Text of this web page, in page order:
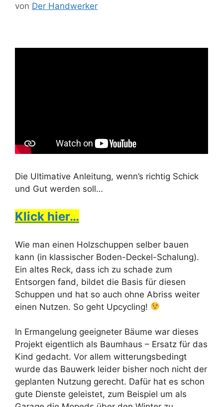
von Der Handwerker
Die Ultimative Anleitung, wenn’s richtig Schick
und Gut werden soll…
Klick hier…
Wie man einen Holzschuppen selber bauen
kann (in klassischer Boden-Deckel-Schalung).
Ein altes Reck, dass ich zu schade zum
Entsorgen fand, bildet die Basis für diesen
Schuppen und hat so auch ohne Abriss weiter
einen Nutzen. So geht Upcycling!
In Ermangelung geeigneter Bäume war dieses
Projekt eigentlich als Baumhaus – Ersatz für das
Kind gedacht. Vor allem witterungsbedingt
wurde das Bauwerk leider bisher noch nicht der
geplanten Nutzung gerecht. Dafür hat es schon
gute Dienste geleistet, zum Beispiel um als